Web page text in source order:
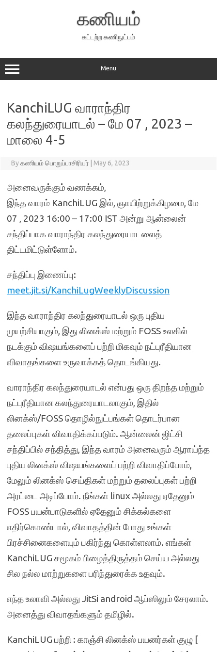
கணியம்
கட்டற்ற கணிநுட்பம்
Menu
KanchiLUG வாராந்திர
கலந்துரையாடல் – மே 07 , 2023 –
மாலை 4-5
Byகணியம் பொறுப்பாசிரியர் May 6, 2023
அனைவருக்கும் வணக்கம்,
இந்த வாரம் KanchiLUG இல், ஞாயிற்றுக்கிழமை, மே
07 , 2023 16:00 – 17:00 IST அன்று ஆன்லைன்
சந்திப்பாக வாராந்திர கலந்துரையாடலைத்
திட்டமிட்டுள்ளோம்.
சந்திப்பு இணைப்பு:
meet.jit.si/KanchiLugWeeklyDiscussion
இந்த வாராந்திர கலந்துரையாடல் ஒரு புதிய
முயற்சியாகும், இது லினக்ஸ் மற்றும் FOSS உலகில்
நடக்கும் விஷயங்களைப் பற்றி மிகவும் நட்புரீதியான
விவாதங்களை உருவாக்கத் தொடங்கியது.
வாராந்திர கலந்துரையாடல் என்பது ஒரு திறந்த மற்றும்
நட்புரீதியான கலந்துரையாடலாகும், இதில்
லினக்ஸ்/FOSS தொழில்நுட்பங்கள் தொடர்பான
தலைப்புகள் விவாதிக்கப்படும். ஆன்லைன் ஜிட்சி
சந்திப்பில் சந்தித்து, இந்த வாரம் அனைவரும் ஆராய்ந்த
புதிய லினக்ஸ் விஷயங்களைப் பற்றி விவாதிப்போம்,
மேலும் லினக்ஸ் செய்திகள் மற்றும் தலைப்புகள் பற்றி
அரட்டை அடிப்போம். நீங்கள் linux அல்லது ஏதேனும்
FOSS பயன்பாடுகளில் ஏதேனும் சிக்கல்களை
எதிர்கொண்டால், விவாதத்தின் போது உங்கள்
பிரச்சினைகளையும் பகிர்ந்து கொள்ளலாம். எங்கள்
KanchiLUG சமூகம் பிழைத்திருத்தம் செய்ய அல்லது
சில நல்ல மாற்றுகளை பரிந்துரைக்க உதவும்.
எந்த உலாவி அல்லது JitSi android ஆப்ஸிலும் சேரலாம்.
அனைத்து விவாதங்களும் தமிழில்.
KanchiLUG பற்றி : காஞ்சி லினக்ஸ் பயனர்கள் குழு [